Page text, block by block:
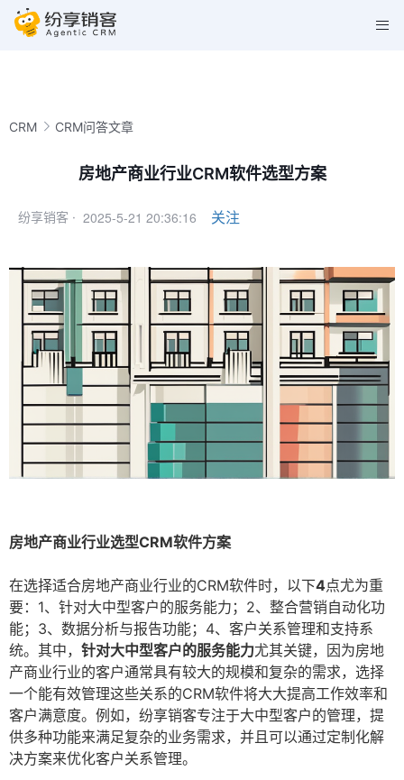
CRM CRM问答文章
房地产商业行业CRM软件选型方案
纷享销客 · 2025-5-21 20:36:16 关注
房地产商业行业选型CRM软件方案
在选择适合房地产商业行业的CRM软件时，以下4点尤为重
要：1、针对大中型客户的服务能力；2、整合营销自动化功
能；3、数据分析与报告功能；4、客户关系管理和支持系
统。其中， 针对大中型客户的服务能力尤其关键，因为房地
产商业行业的客户通常具有较大的规模和复杂的需求，选择
一个能有效管理这些关系的CRM软件将大大提高工作效率和
客户满意度。例如，纷享销客专注于大中型客户的管理，提
供多种功能来满足复杂的业务需求，并且可以通过定制化解
决方案来优化客户关系管理。